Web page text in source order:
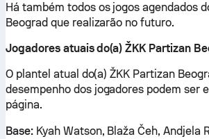
Há também todos os jogos agendados
Beograd que realizarão no futuro.
Jogadores atuais do(a) ŽKK Partizan
O plantel atual do(a) ŽKK Partizan
desempenho dos jogadores podem ser
página.
Base:Kyah Watson, Blaža Čeh, Andjela